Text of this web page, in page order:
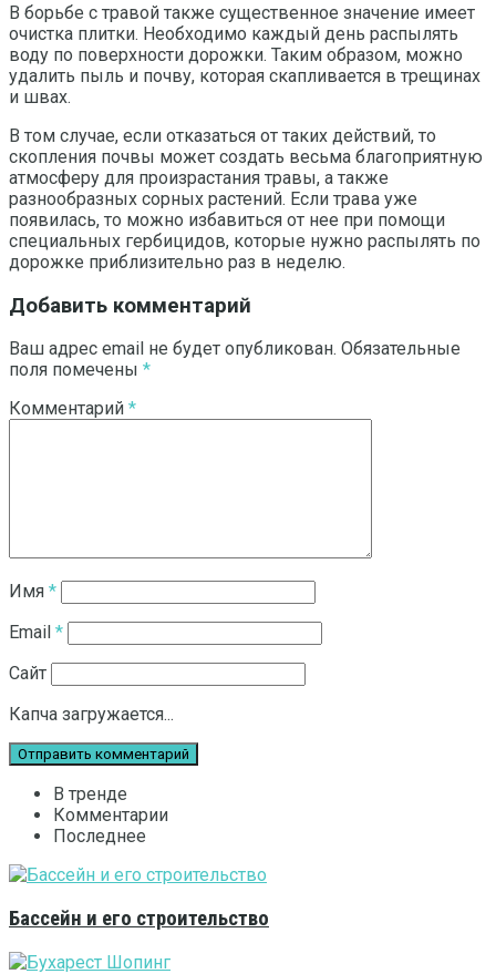
В борьбе с травой также существенное значение имеет
очистка плитки. Необходимо каждый день распылять
воду по поверхности дорожки. Таким образом, можно
удалить пыль и почву, которая скапливается в трещинах
и швах.
В том случае, если отказаться от таких действий, то
скопления почвы может создать весьма благоприятную
атмосферу для произрастания травы, а также
разнообразных сорных растений. Если трава уже
появилась, то можно избавиться от нее при помощи
специальных гербицидов, которые нужно распылять по
дорожке приблизительно раз в неделю.
Добавить комментарий
Ваш адрес email не будет опубликован. Обязательные
поля помечены *
Комментарий *
Имя *
Email *
Сайт
Капча загружается...
В тренде
Комментарии
Последнее
Бассейн и его строительство